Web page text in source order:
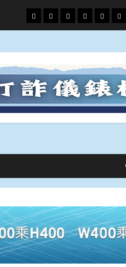
頭
條
財
經
地
方.
文
教.
專
題
娛
樂